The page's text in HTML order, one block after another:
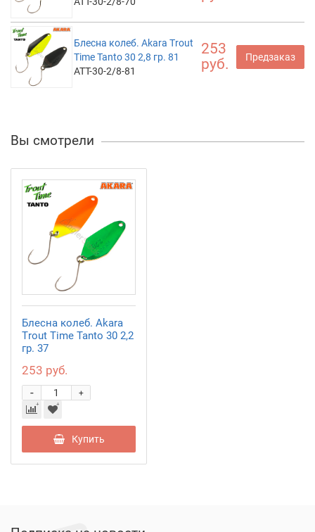
Блесна колеб. Akara Trout
Time Tanto 30 2,8 гр. 81
ATT-30-2/8-81
253
руб.
Предзаказ
Вы смотрели
Блесна колеб. Akara
Trout Time Tanto 30 2,2
гр. 37
253 руб.
+
-
Купить